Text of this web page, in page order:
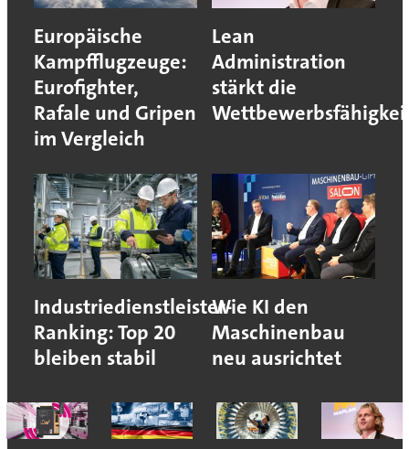
Europäische
Kampfflugzeuge:
Eurofighter,
Rafale und Gripen
im Vergleich
Lean
Administration
stärkt die
Industriedienstleister-
Ranking: Top 20
bleiben stabil
Wie KI den
Maschinenbau
neu ausrichtet